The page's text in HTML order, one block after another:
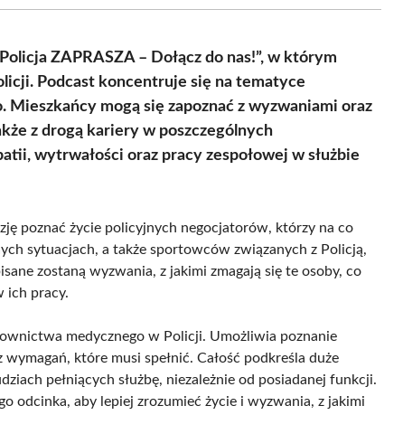
(Twitter)
ZAPRASZA – Dołącz do nas!”, w którym
Podcast koncentruje się na tematyce
mogą się zapoznać z wyzwaniami oraz
z drogą kariery w poszczególnych
wytrwałości oraz pracy zespołowej w służbie
poznać życie policyjnych negocjatorów, którzy na co
sytuacjach, a także sportowców związanych z Policją,
zostaną wyzwania, z jakimi zmagają się te osoby, co
ich pracy.
medycznego w Policji. Umożliwia poznanie
które musi spełnić. Całość podkreśla duże
pełniących służbę, niezależnie od posiadanej funkcji.
odcinka, aby lepiej zrozumieć życie i wyzwania, z jakimi